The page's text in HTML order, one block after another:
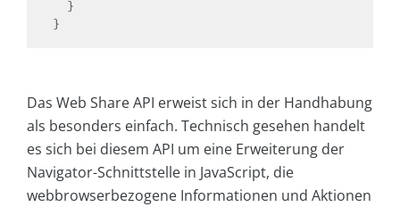
Das Web Share API erweist sich in der Handhabung
als besonders einfach. Technisch gesehen handelt
es sich bei diesem API um eine Erweiterung der
Navigator-Schnittstelle in JavaScript, die
webbrowserbezogene Informationen und Aktionen